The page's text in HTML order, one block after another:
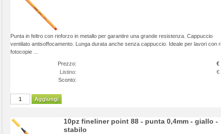
Punta in feltro con rinforzo in metallo per garantire una grande resistenza. Cappuccio
ventilato antisoffocamento. Lunga durata anche senza cappuccio. Ideale per lavori con
fotocopie ...
Prezzo:
€
Listino:
€
Sconto:
Aggiungi
10pz fineliner point 88 - punta 0,4mm - giallo -
stabilo